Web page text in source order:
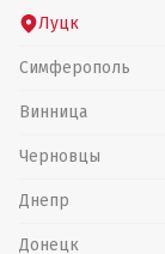
Луцк
Симферополь
Винница
Черновцы
Днепр
Донецк